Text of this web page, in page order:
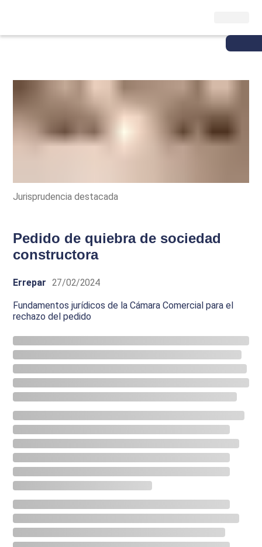
Jurisprudencia destacada
Pedido de quiebra de sociedad
constructora
Errepar 27/02/2024
Fundamentos jurídicos de la Cámara Comercial para el
rechazo del pedido